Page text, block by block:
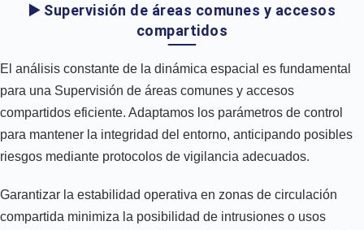
▶️ Supervisión de áreas comunes y accesos
compartidos
El análisis constante de la dinámica espacial es fundamental
para una Supervisión de áreas comunes y accesos
compartidos eficiente. Adaptamos los parámetros de control
para mantener la integridad del entorno, anticipando posibles
riesgos mediante protocolos de vigilancia adecuados.
Garantizar la estabilidad operativa en zonas de circulación
compartida minimiza la posibilidad de intrusiones o usos